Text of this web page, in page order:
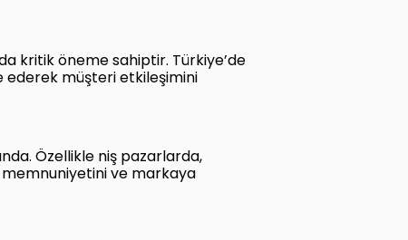
kritik öneme sahiptir. Türkiye’de
ederek müşteri etkileşimini
Özellikle niş pazarlarda,
ve markaya